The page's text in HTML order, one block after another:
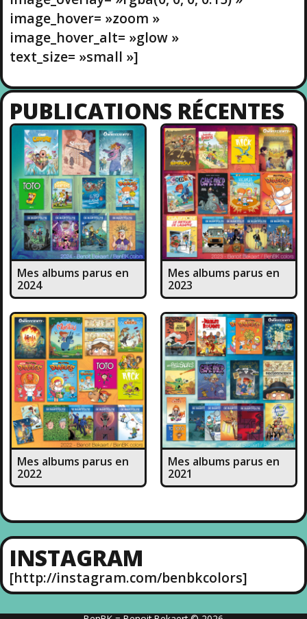
image_hover= »zoom »
image_hover_alt= »glow »
text_size= »small »]
PUBLICATIONS RÉCENTES
Mes albums parus en
2024
Mes albums parus en
2023
Mes albums parus en
2022
Mes albums parus en
2021
INSTAGRAM
[http://instagram.com/benbkcolors]